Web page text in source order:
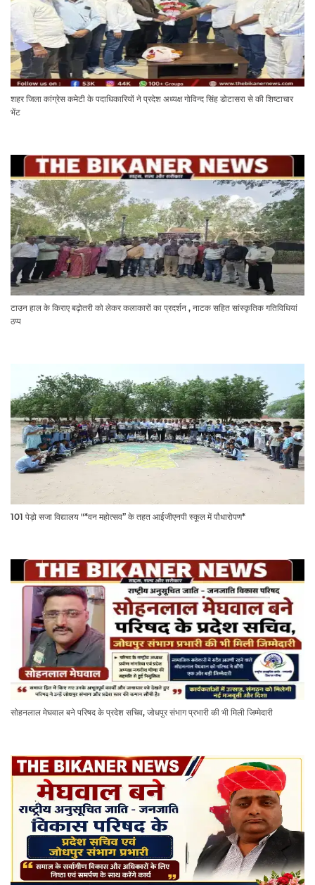
शहर जिला कांग्रेस कमेटी के पदाधिकारियों ने प्रदेश अध्यक्ष गोविन्द सिंह डोटासरा से की शिष्टाचार
भेंट
टाउन हाल के किराए बढ़ोतरी को लेकर कलाकारों का प्रदर्शन , नाटक सहित सांस्कृतिक गतिविधियां
ठप्प
101 पेड़ो सजा विद्यालय "*वन महोत्सव” के तहत आईजीएनपी स्कूल में पौधारोपण*
सोहनलाल मेघवाल बने परिषद के प्रदेश सचिव, जोधपुर संभाग प्रभारी की भी मिली जिम्मेदारी